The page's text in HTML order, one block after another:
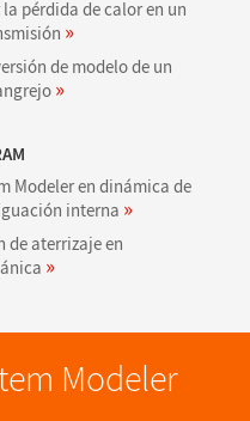
pérdida de calor en un
»
de modelo de un
»
Modeler en dinámica de
interna »
de aterrizaje en
»
Modeler